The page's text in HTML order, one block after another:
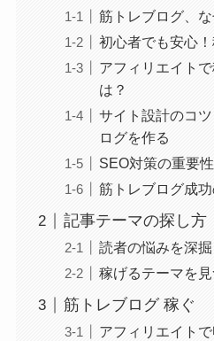
筋トレブログ、
初心者でも安心
アフィリエイト
は？
サイト設計のコ
ログを作る
SEO対策の重要
筋トレブログ成
記事テーマの探し方
読者の悩みを深
稼げるテーマを
筋トレブログ 稼ぐ
アフィリエイト